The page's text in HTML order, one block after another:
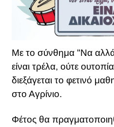
Με το σύνθημα "Να
είναι τρέλα, ούτε
διεξάγεται το φετινό
στο Αγρίνιο.
Φέτος θα